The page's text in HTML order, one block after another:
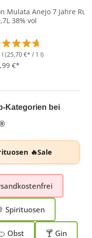
5 Sternen
Mulata Anejo 7 Jahre
38% vol
l (25,70 €* / 1 l)
€*
Kategorien bei
🔥Sale
Spirituosen
Obst 🍸 Gin